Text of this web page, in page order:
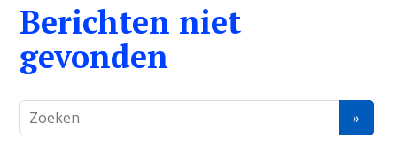
Berichten niet
gevonden